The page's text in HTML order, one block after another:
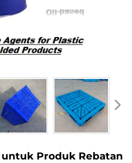
untuk Produk Rebatan